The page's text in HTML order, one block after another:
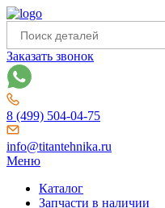
Заказать звонок
8 (499) 504-04-75
info@titantehnika.ru
Меню
Каталог
Запчасти в наличии